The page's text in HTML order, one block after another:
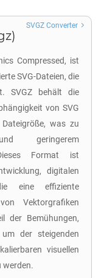
Compressed, ist
SVG-Dateien, die
SVGZ behält die
von SVG
was zu
geringerem
Format ist
digitalen
eine effiziente
Vektorgrafiken
der Bemühungen,
um der steigenden
visuellen
werden.
SVGZ Converter